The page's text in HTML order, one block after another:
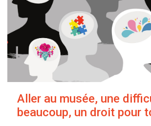
Aller au musée, une
beaucoup, un droit pour